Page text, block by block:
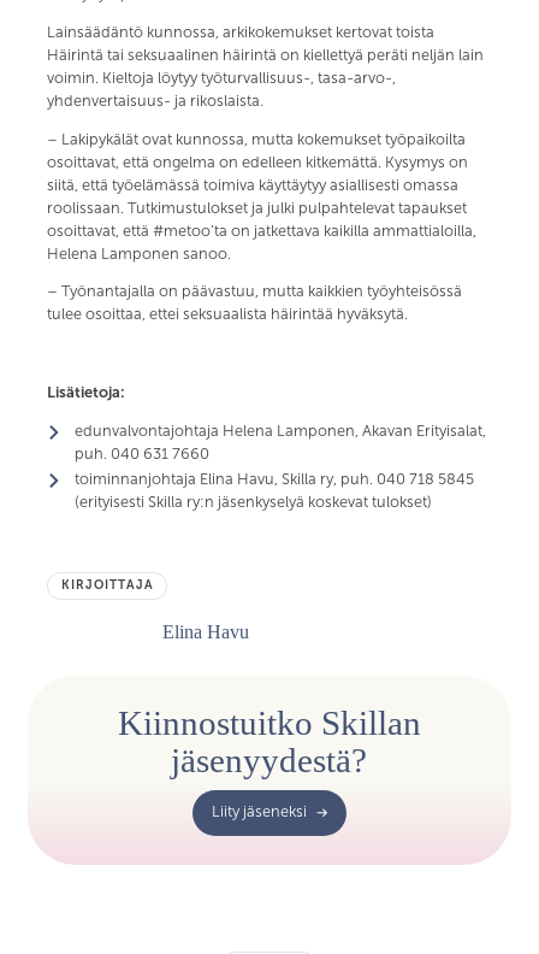
Lainsäädäntö kunnossa, arkikokemukset kertovat toista
Häirintä tai seksuaalinen häirintä on kiellettyä peräti neljän lain
voimin. Kieltoja löytyy työturvallisuus-, tasa-arvo-,
yhdenvertaisuus- ja rikoslaista.
– Lakipykälät ovat kunnossa, mutta kokemukset työpaikoilta
osoittavat, että ongelma on edelleen kitkemättä. Kysymys on
siitä, että työelämässä toimiva käyttäytyy asiallisesti omassa
roolissaan. Tutkimustulokset ja julki pulpahtelevat tapaukset
osoittavat, että #metoo’ta on jatkettava kaikilla ammattialoilla,
Helena Lamponen sanoo.
– Työnantajalla on päävastuu, mutta kaikkien työyhteisössä
tulee osoittaa, ettei seksuaalista häirintää hyväksytä.
Lisätietoja:
edunvalvontajohtaja Helena Lamponen, Akavan Erityisalat,
puh. 040 631 7660
toiminnanjohtaja Elina Havu, Skilla ry, puh. 040 718 5845
(erityisesti Skilla ry:n jäsenkyselyä koskevat tulokset)
KIRJOITTAJA
Elina Havu
Kiinnostuitko Skillan
jäsenyydestä?
Liity jäseneksi